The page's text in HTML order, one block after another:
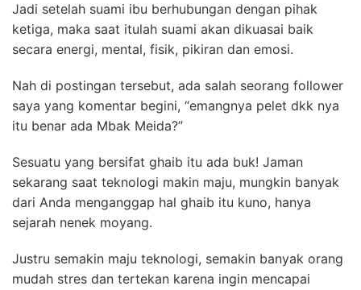
Jadi setelah suami ibu berhubungan dengan pihak
ketiga, maka saat itulah suami akan dikuasai baik
secara energi, mental, fisik, pikiran dan emosi.
Nah di postingan tersebut, ada salah seorang follower
saya yang komentar begini, “emangnya pelet dkk nya
itu benar ada Mbak Meida?”
Sesuatu yang bersifat ghaib itu ada buk! Jaman
sekarang saat teknologi makin maju, mungkin banyak
dari Anda menganggap hal ghaib itu kuno, hanya
sejarah nenek moyang.
Justru semakin maju teknologi, semakin banyak orang
mudah stres dan tertekan karena ingin mencapai